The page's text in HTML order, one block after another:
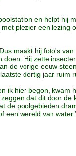
en helpt hij
plezier een lezing
maakt hij foto's
Hij zette
de vorige eeuw
dertig jaar ruim
ik hier begon, kwam
dat dit door
de poolgebieden
een wereld van